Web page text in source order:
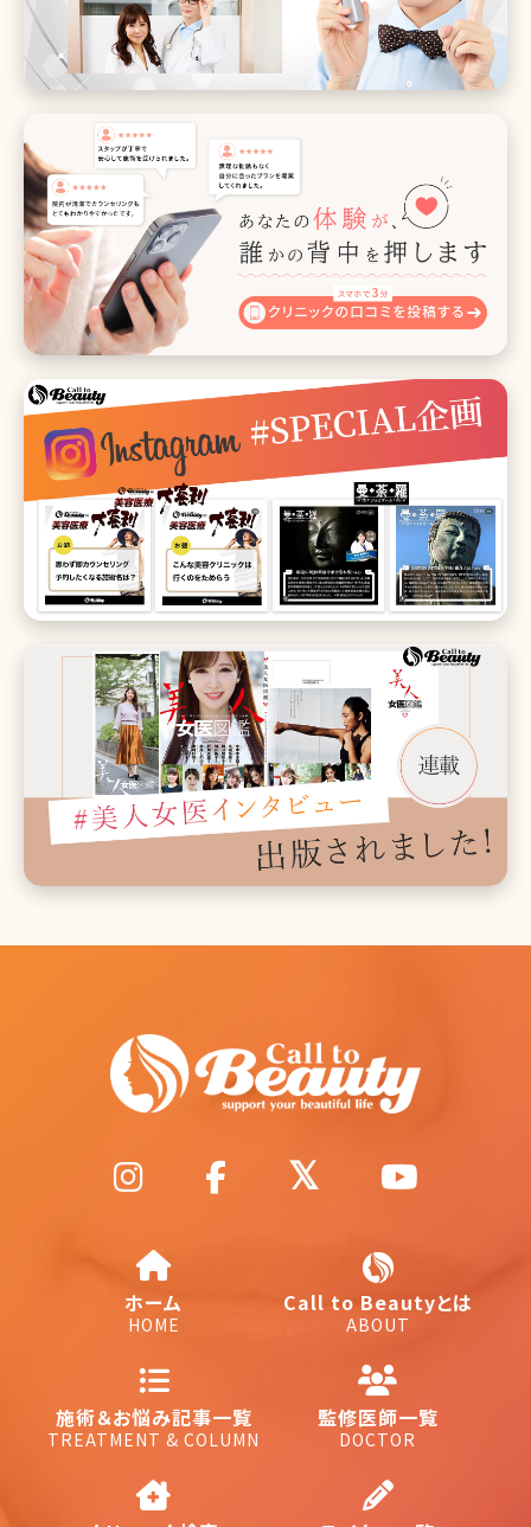
ホーム
HOME
Call to Beautyとは
ABOUT
施術＆お悩み記事一覧
TREATMENT & COLUMN
監修医師一覧
DOCTOR